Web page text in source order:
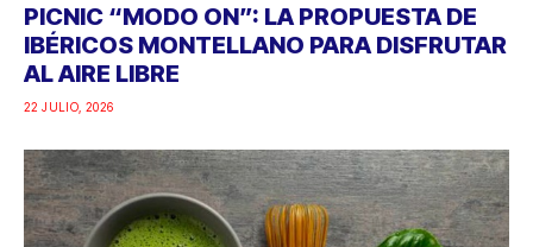
PICNIC “MODO ON”: LA PROPUESTA DE
IBÉRICOS MONTELLANO PARA DISFRUTAR
AL AIRE LIBRE
22 JULIO, 2026